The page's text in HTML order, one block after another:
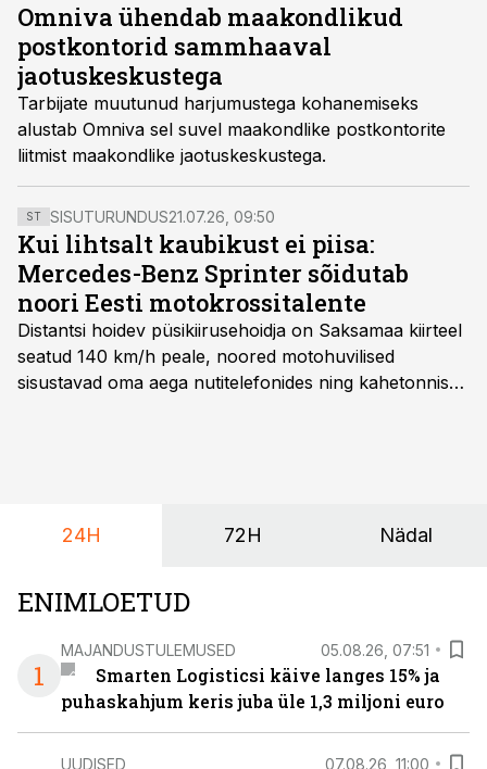
Omniva ühendab maakondlikud
postkontorid sammhaaval
jaotuskeskustega
Tarbijate muutunud harjumustega kohanemiseks
alustab Omniva sel suvel maakondlike postkontorite
liitmist maakondlike jaotuskeskustega.
ST SISUTURUNDUS21.07.26, 09:50
Kui lihtsalt kaubikust ei piisa:
Mercedes-Benz Sprinter sõidutab
noori Eesti motokrossitalente
Distantsi hoidev püsikiirusehoidja on Saksamaa kiirteel
seatud 140 km/h peale, noored motohuvilised
sisustavad oma aega nutitelefonides ning kahetonnises
24H 72H Nädal
ENIMLOETUD
1
MAJANDUSTULEMUSED 05.08.26, 07:51
Smarten Logisticsi käive langes 15% ja
puhaskahjum keris juba üle 1,3 miljoni euro
UUDISED 07.08.26, 11:00